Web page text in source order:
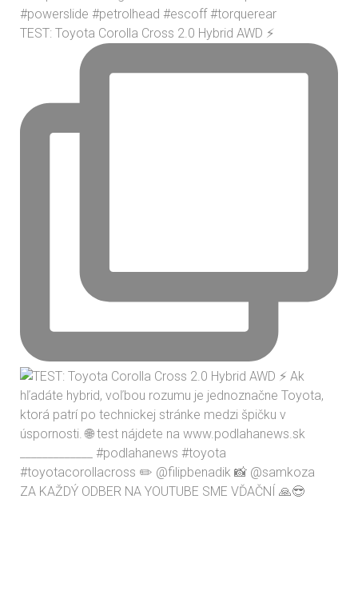
TEST: Toyota Corolla Cross 2.0 Hybrid AWD ⚡️
ZA KAŽDÝ ODBER NA YOUTUBE SME VĎAČNÍ 🙏😎